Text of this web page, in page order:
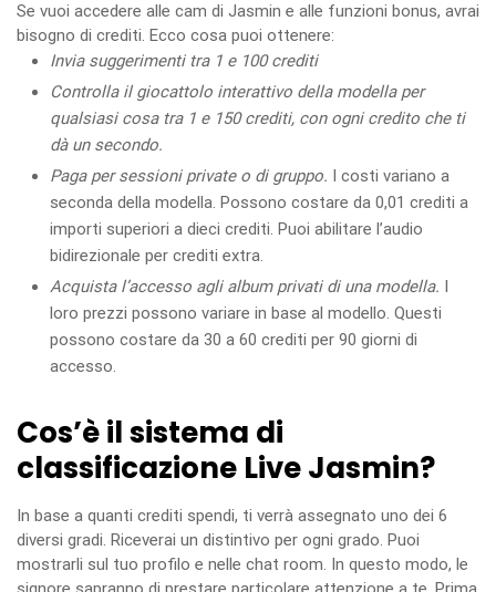
Se vuoi accedere alle cam di Jasmin e alle funzioni bonus, avrai
bisogno di crediti. Ecco cosa puoi ottenere:
Invia suggerimenti tra 1 e 100 crediti
Controlla il giocattolo interattivo della modella per
qualsiasi cosa tra 1 e 150 crediti, con ogni credito che ti
dà un secondo.
Paga per sessioni private o di gruppo. I costi variano a
seconda della modella. Possono costare da 0,01 crediti a
importi superiori a dieci crediti. Puoi abilitare l’audio
bidirezionale per crediti extra.
Acquista l’accesso agli album privati di una modella. I
loro prezzi possono variare in base al modello. Questi
possono costare da 30 a 60 crediti per 90 giorni di
accesso.
Cos’è il sistema di
classificazione Live Jasmin?
In base a quanti crediti spendi, ti verrà assegnato uno dei 6
diversi gradi. Riceverai un distintivo per ogni grado. Puoi
mostrarli sul tuo profilo e nelle chat room. In questo modo, le